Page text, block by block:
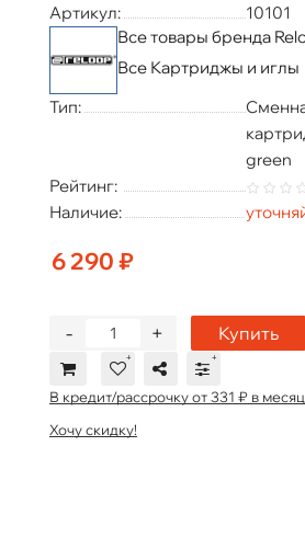
Артикул:
10101
Все товары бренда
Все Картриджы и иглы
Тип:
green
Рейтинг:
Наличие:
6 290 ₽
+
- Купить
В кредит/рассрочку от 331 ₽ в месяц
Хочу скидку!